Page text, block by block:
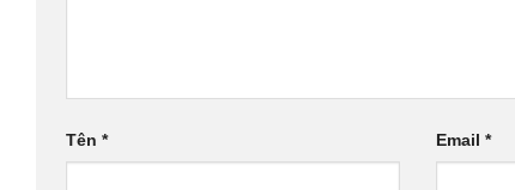
Tên * Email*